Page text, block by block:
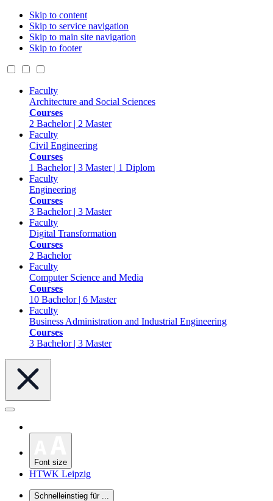
Skip to content
Skip to service navigation
Skip to main site navigation
Skip to footer
Faculty
Architecture and Social Sciences
Courses
2 Bachelor | 2 Master
Faculty
Civil Engineering
Courses
1 Bachelor | 3 Master | 1 Diplom
Faculty
Engineering
Courses
3 Bachelor | 3 Master
Faculty
Digital Transformation
Courses
2 Bachelor
Faculty
Computer Science and Media
Courses
10 Bachelor | 6 Master
Faculty
Business Administration and Industrial Engineering
Courses
3 Bachelor | 3 Master
Font size
HTWK Leipzig
Schnelleinstieg für ...